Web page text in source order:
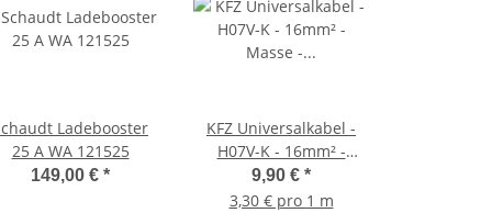
Ladebooster
25 A WA 121525
149,00 € *
KFZ Universalkabel -
H07V-K - 16mm² -
Masse - Schwarz 3
Meter
9,90 € *
3,30 € pro 1 m